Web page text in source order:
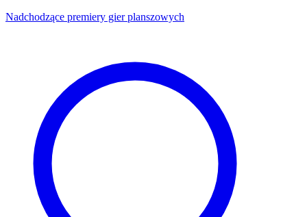
Nadchodzące premiery gier planszowych